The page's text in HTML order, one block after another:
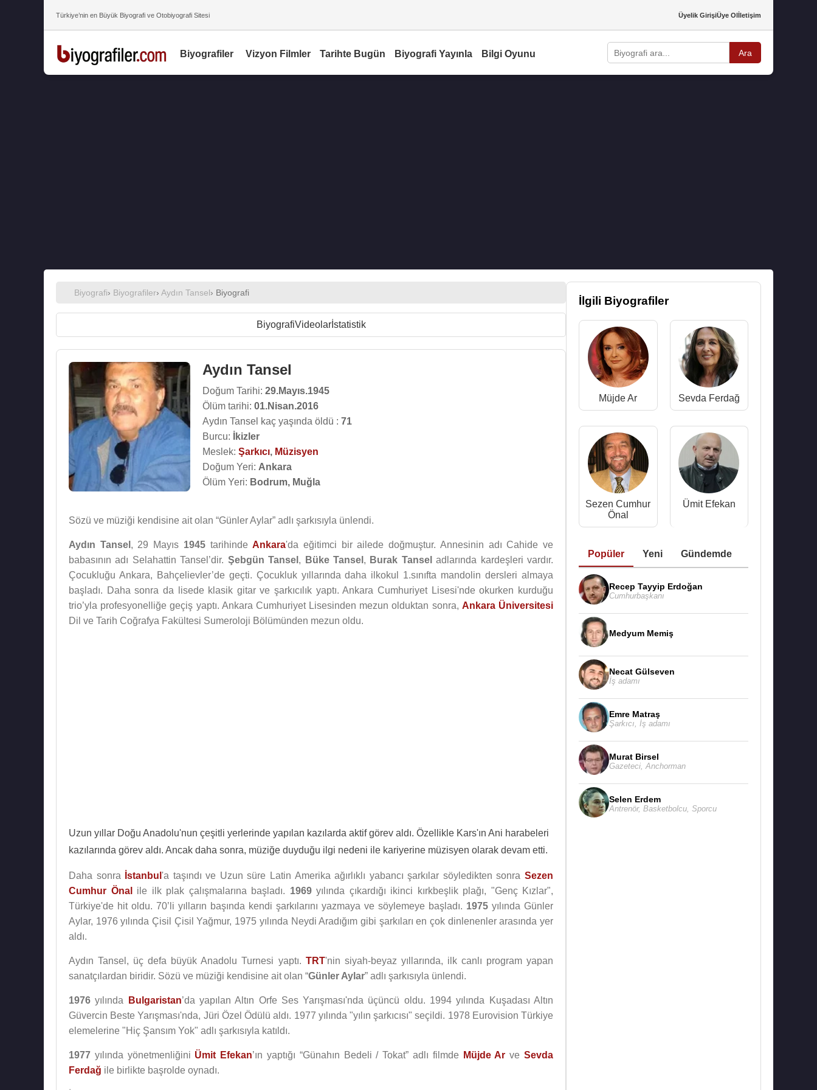
Türkiye’nin en Büyük Biyografi ve Otobiyografi Sitesi Üyelik GirişiÜye Olİletişim
Biyografiler Vizyon Filmler Tarihte Bugün Biyografi Yayınla Bilgi Oyunu Ara
Biyografi› Biyografiler› Aydın Tansel› Biyografi
BiyografiVideolarİstatistik
Aydın Tansel
Doğum Tarihi: 29.Mayıs.1945
Ölüm tarihi: 01.Nisan.2016
Aydın Tansel kaç yaşında öldü : 71
Burcu:
İkizler
Meslek: Şarkıcı, Müzisyen
Doğum Yeri: Ankara
Ölüm Yeri: Bodrum, Muğla
Sözü ve müziği kendisine ait olan “Günler Aylar” adlı şarkısıyla ünlendi.
Aydın Tansel , 29 Mayıs 1945tarihindeAnkara'da eğitimci bir ailede doğmuştur. Annesinin adı Cahide ve
babasının adı Selahattin Tansel’dir. Şebgün Tansel , Büke Tansel , Burak Tansel adlarında kardeşleri vardır.
Çocukluğu Ankara, Bahçelievler’de geçti. Çocukluk yıllarında daha ilkokul 1.sınıfta mandolin dersleri almaya
başladı. Daha sonra da lisede klasik gitar ve şarkıcılık yaptı. Ankara Cumhuriyet Lisesi'nde okurken kurduğu
trio’yla profesyonelliğe geçiş yaptı. Ankara Cumhuriyet Lisesinden mezun olduktan sonra, Ankara Üniversitesi
Dil ve Tarih Coğrafya Fakültesi Sumeroloji Bölümünden mezun oldu.
Uzun yıllar Doğu Anadolu'nun çeşitli yerlerinde yapılan kazılarda aktif görev aldı. Özellikle Kars'ın Ani harabeleri
kazılarında görev aldı. Ancak daha sonra, müziğe duyduğu ilgi nedeni ile kariyerine müzisyen olarak devam etti.
Daha sonra İstanbul 'a taşındı ve Uzun süre Latin Amerika ağırlıklı yabancı şarkılar söyledikten sonraSezen
Cumhur Önal
ile ilk plak çalışmalarına başladı. 1969yılında çıkardığı ikinci kırkbeşlik plağı, "Genç Kızlar",
Türkiye'de hit oldu. 70’li yılların başında kendi şarkılarını yazmaya ve söylemeye başladı. 1975 yılında Günler
Aylar, 1976 yılında Çisil Çisil Yağmur, 1975 yılında Neydi Aradığım gibi şarkıları en çok dinlenenler arasında yer
aldı.
Aydın Tansel, üç defa büyük Anadolu Turnesi yaptı. TRT'nin siyah-beyaz yıllarında, ilk canlı program yapan
sanatçılardan biridir. Sözü ve müziği kendisine ait olan “Günler Aylar” adlı şarkısıyla ünlendi.
1976 yılında Bulgaristan’da yapılan Altın Orfe Ses Yarışması'nda üçüncü oldu. 1994 yılında Kuşadası Altın
Güvercin Beste Yarışması'nda, Jüri Özel Ödülü aldı. 1977 yılında "yılın şarkıcısı" seçildi. 1978 Eurovision Türkiye
elemelerine "Hiç Şansım Yok" adlı şarkısıyla katıldı.
1977 yılında yönetmenliğini Ümit Efekan’ın yaptığı “Günahın Bedeli / Tokat” adlı filmde Müjde Ar veSevda
Ferdağ ile birlikte başrolde oynadı.
İlgili Biyografiler
Müjde Ar Sevda Ferdağ
Sezen Cumhur
Önal
Ümit Efekan
Popüler Yeni Gündemde
Recep Tayyip Erdoğan
Cumhurbaşkanı
Medyum Memiş
Necat Gülseven
İş adamı
Emre Matraş
Şarkıcı İş adamı
Murat Birsel
Gazeteci Anchorman
Selen Erdem
Antrenör, Basketbolcu Sporcu